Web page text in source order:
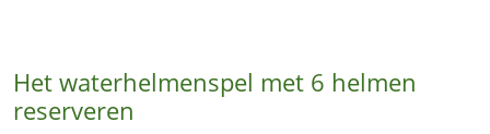
Het waterhelmenspel met 6 helmen
reserveren